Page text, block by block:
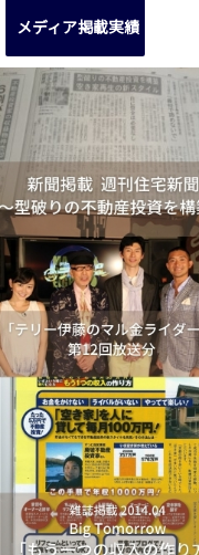
メディア掲載実績